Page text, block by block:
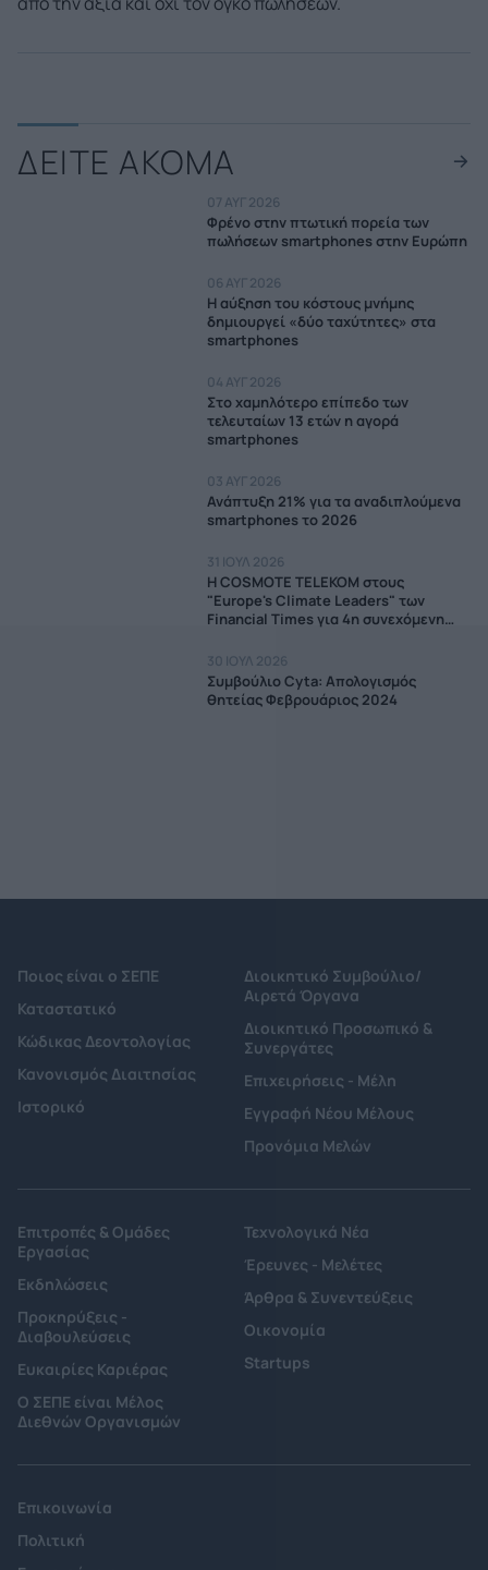
ΔΕΙΤΕ ΑΚΟΜΑ
07 ΑΥΓ 2026
Φρένο στην πτωτική πορεία των
πωλήσεων smartphones στην Ευρώπη
06 ΑΥΓ 2026
Η αύξηση του κόστους μνήμης
δημιουργεί «δύο ταχύτητες» στα
smartphones
04 ΑΥΓ 2026
Στο χαμηλότερο επίπεδο των
τελευταίων 13 ετών η αγορά
smartphones
03 ΑΥΓ 2026
Ανάπτυξη 21% για τα αναδιπλούμενα
smartphones το 2026
31 ΙΟΥΛ 2026
Η COSMOTE TELEKOM στους
"Europe's Climate Leaders" των
Financial Times για 4η συνεχόμενη
30 ΙΟΥΛ 2026
Συμβούλιο Cyta: Απολογισμός
θητείας Φεβρουάριος 2024
Ποιος είναι ο ΣΕΠΕ
Καταστατικό
Κώδικας Δεοντολογίας
Κανονισμός Διαιτησίας
Ιστορικό
Διοικητικό Συμβούλιο/
Αιρετά Όργανα
Διοικητικό Προσωπικό &
Συνεργάτες
Επιχειρήσεις - Μέλη
Εγγραφή Νέου Μέλους
Προνόμια Μελών
Επιτροπές & Ομάδες
Εργασίας
Εκδηλώσεις
Προκηρύξεις -
Διαβουλεύσεις
Ευκαιρίες Καριέρας
Ο ΣΕΠΕ είναι Μέλος
Διεθνών Οργανισμών
Τεχνολογικά Νέα
Έρευνες - Μελέτες
Άρθρα & Συνεντεύξεις
Οικονομία
Startups
Επικοινωνία
Πολιτική